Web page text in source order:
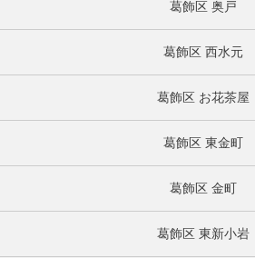
葛飾区 奥戸
葛飾区 西水元
葛飾区 お花茶屋
葛飾区 東金町
葛飾区 金町
葛飾区 東新小岩